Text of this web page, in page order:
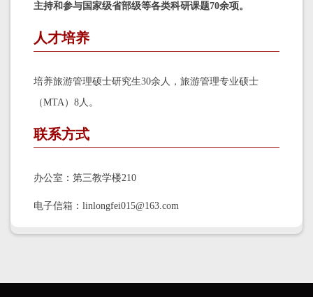
主持和参与国家级省部级等各类科研课题70余项。
人才培养
培养旅游管理硕士研究生30余人，旅游管理专业硕士
（MTA）8人。
联系方式
办公室：第三教学楼210
电子信箱：linlongfei015@163.com